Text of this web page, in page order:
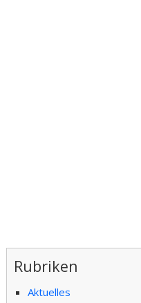
Rubriken
Aktuelles